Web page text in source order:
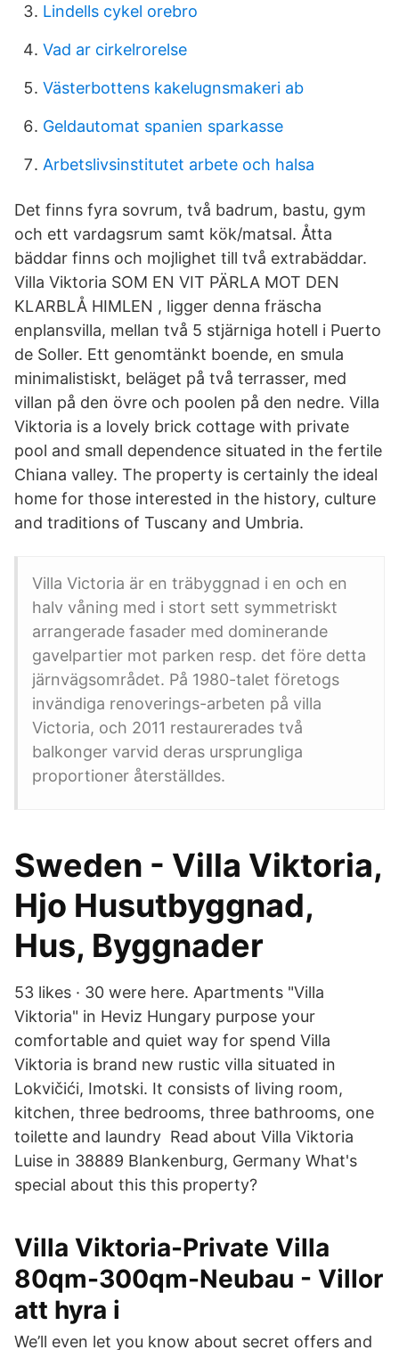
Lindells cykel orebro
Vad ar cirkelrorelse
Västerbottens kakelugnsmakeri ab
Geldautomat spanien sparkasse
Arbetslivsinstitutet arbete och halsa
Det finns fyra sovrum, två badrum, bastu, gym
och ett vardagsrum samt kök/matsal. Åtta
bäddar finns och mojlighet till två extrabäddar.
Villa Viktoria SOM EN VIT PÄRLA MOT DEN
KLARBLÅ HIMLEN , ligger denna fräscha
enplansvilla, mellan två 5 stjärniga hotell i Puerto
de Soller. Ett genomtänkt boende, en smula
minimalistiskt, beläget på två terrasser, med
villan på den övre och poolen på den nedre. Villa
Viktoria is a lovely brick cottage with private
pool and small dependence situated in the fertile
Chiana valley. The property is certainly the ideal
home for those interested in the history, culture
and traditions of Tuscany and Umbria.
Villa Victoria är en träbyggnad i en och en
halv våning med i stort sett symmetriskt
arrangerade fasader med dominerande
gavelpartier mot parken resp. det före detta
järnvägsområdet. På 1980-talet företogs
invändiga renoverings-arbeten på villa
Victoria, och 2011 restaurerades två
balkonger varvid deras ursprungliga
proportioner återställdes.
Sweden - Villa Viktoria,
Hjo Husutbyggnad,
Hus, Byggnader
53 likes · 30 were here. Apartments "Villa
Viktoria" in Heviz Hungary purpose your
comfortable and quiet way for spend Villa
Viktoria is brand new rustic villa situated in
Lokvičići, Imotski. It consists of living room,
kitchen, three bedrooms, three bathrooms, one
toilette and laundry Read about Villa Viktoria
Luise in 38889 Blankenburg, Germany What's
special about this this property?
Villa Viktoria-Private Villa
80qm-300qm-Neubau - Villor
att hyra i
We’ll even let you know about secret offers and